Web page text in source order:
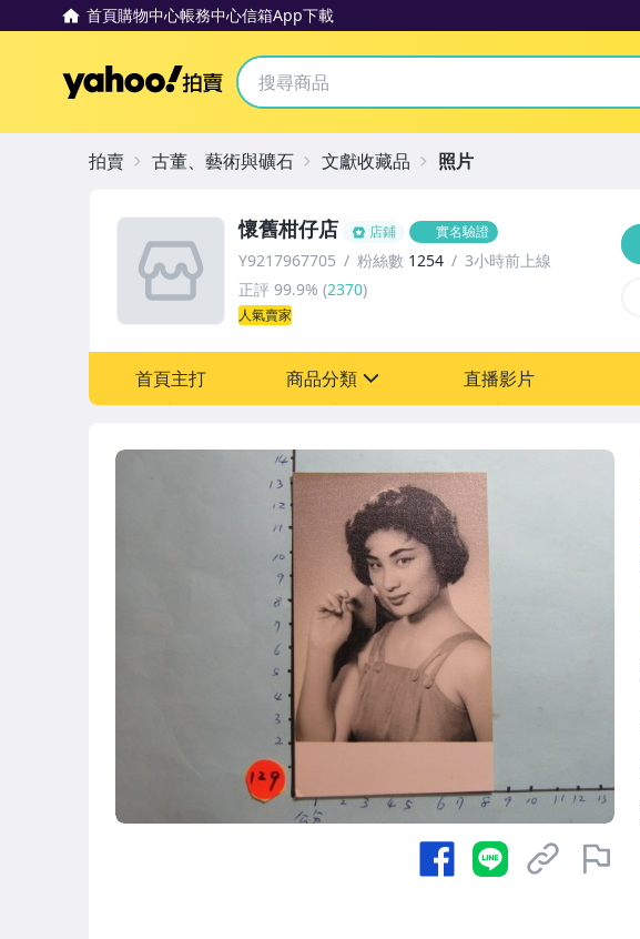
首頁購物中心帳務中心信箱App下載
Yahoo拍賣
懷舊柑仔店 店鋪 實名驗證
Y9217967705 粉絲數 1254
3小時前上線
正評 99.9% (2370)
人氣賣家
首頁主打 商品分類 直播影片
拍賣 古董、藝術與礦石 文獻收藏品 照片